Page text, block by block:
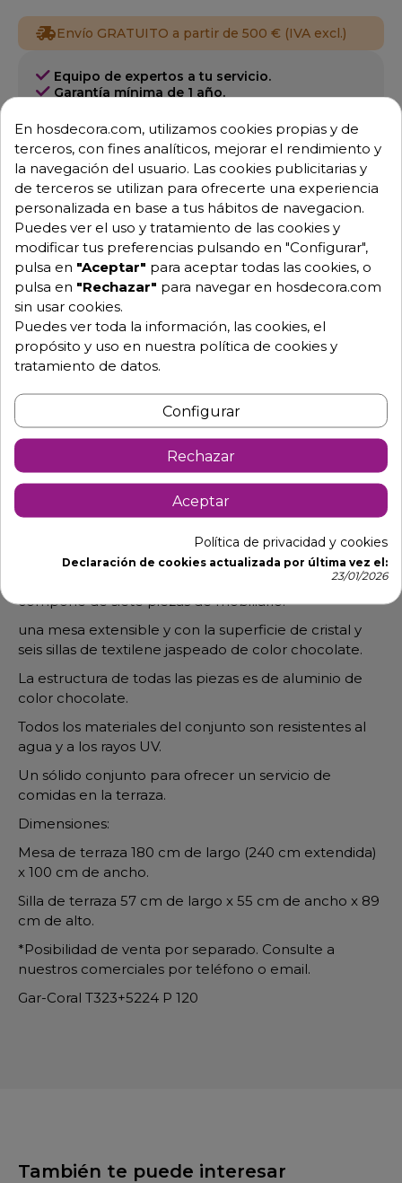
Envío GRATUITO a partir de 500 € (IVA excl.)
Equipo de expertos a tu servicio.
Garantía mínima de 1 año.
Consulta tus dudas con nosotros.
976 25 59 91
info@hosdecora.com
Hablemos
Pide tu presupuesto
Detalles de producto
Conjunto de muebles de comedor
El mobiliario de comedor para terrazas Ibros se
compone de siete piezas de mobiliario:
una mesa extensible y con la superficie de cristal y
seis sillas de textilene jaspeado de color chocolate.
La estructura de todas las piezas es de aluminio de
color chocolate.
Todos los materiales del conjunto son resistentes al
agua y a los rayos UV.
Un sólido conjunto para ofrecer un servicio de
comidas en la terraza.
Dimensiones:
Mesa de terraza 180 cm de largo (240 cm extendida)
x 100 cm de ancho.
Silla de terraza 57 cm de largo x 55 cm de ancho x 89
cm de alto.
*Posibilidad de venta por separado. Consulte a
nuestros comerciales por teléfono o email.
Gar-Coral T323+5224 P 120
También te puede interesar
En hosdecora.com, utilizamos cookies propias y de
terceros, con fines analíticos, mejorar el rendimiento y
la navegación del usuario. Las cookies publicitarias y
de terceros se utilizan para ofrecerte una experiencia
personalizada en base a tus hábitos de navegacion.
Puedes ver el uso y tratamiento de las cookies y
modificar tus preferencias pulsando en "Configurar",
pulsa en "Aceptar" para aceptar todas las cookies, o
pulsa en "Rechazar" para navegar en hosdecora.com
sin usar cookies.
Puedes ver toda la información, las cookies, el
propósito y uso en nuestra política de cookies y
tratamiento de datos.
Configurar
Rechazar
Aceptar
Política de privacidad y cookies
Declaración de cookies actualizada por última vez el:
23/01/2026